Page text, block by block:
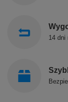
14 dni